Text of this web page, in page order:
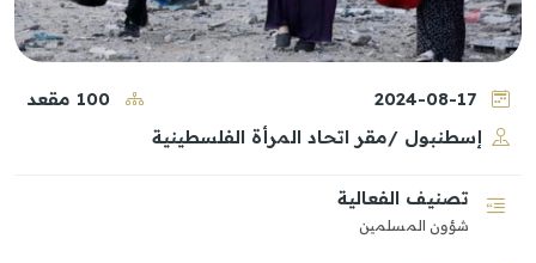
100 مقعد
إسطنبول /مقر اتحاد المرأة الفلسطينية
تصنيف الفعالية
شؤون المسلمين